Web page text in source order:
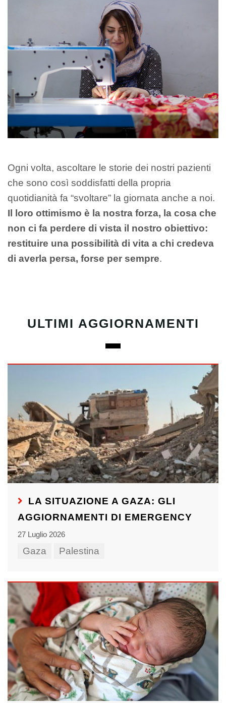
Ogni volta, ascoltare le storie dei nostri pazienti
che sono così soddisfatti della propria
quotidianità fa “svoltare” la giornata anche a noi.
Il loro ottimismo è la nostra forza, la cosa che
non ci fa perdere di vista il nostro obiettivo:
restituire una possibilità di vita a chi credeva
di averla persa, forse per sempre.
ULTIMI AGGIORNAMENTI
LA SITUAZIONE A GAZA: GLI
AGGIORNAMENTI DI EMERGENCY
27 Luglio 2026
Gaza Palestina